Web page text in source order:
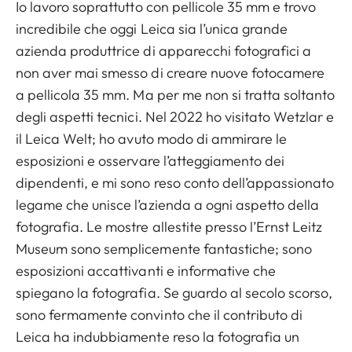
Io lavoro soprattutto con pellicole 35 mm e trovo
incredibile che oggi Leica sia l’unica grande
azienda produttrice di apparecchi fotografici a
non aver mai smesso di creare nuove fotocamere
a pellicola 35 mm. Ma per me non si tratta soltanto
degli aspetti tecnici. Nel 2022 ho visitato Wetzlar e
il Leica Welt; ho avuto modo di ammirare le
esposizioni e osservare l’atteggiamento dei
dipendenti, e mi sono reso conto dell’appassionato
legame che unisce l’azienda a ogni aspetto della
fotografia. Le mostre allestite presso l’Ernst Leitz
Museum sono semplicemente fantastiche; sono
esposizioni accattivanti e informative che
spiegano la fotografia. Se guardo al secolo scorso,
sono fermamente convinto che il contributo di
Leica ha indubbiamente reso la fotografia un